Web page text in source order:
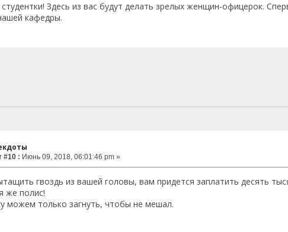
Здесь из вас будут делать зрелых женщин-офицерок.
кафедры.
#10 : Июнь 09, 2018, 06:01:46 pm »
гвоздь из вашей головы, вам придется заплатить десять
же полис!
можем только загнуть, чтобы не мешал.